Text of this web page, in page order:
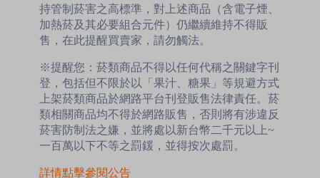
持管制菸害之高標準，對上述商品（含電子煙、
加熱菸及其必要組合元件）仍繼續維持不得販
售，在此提醒買賣家，請勿觸法。
※提醒您：菸類商品不得以任何代稱之關鍵字刊
登，包括但不限於以「果汁、糖果」等規避方式
上架菸類商品於網路平台刊登販售法律責任。菸
類相關商品均不得於網路販售，否則將有涉違反
菸害防制法之嫌，並將處以新台幣二千元以上~
一百萬以下不等之罰鍰，並得按次處罰。
詳情點擊參閱公告